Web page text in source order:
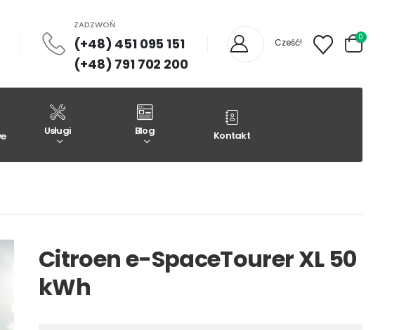
ZADZWOŃ
(+48) 451 095 151
(+48) 791 702 200
Cześć! 0
Usługi Blog Kontakt
Citroen e-SpaceTourer XL 50
kWh